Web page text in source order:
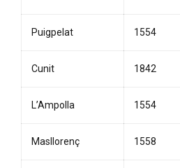
Puigpelat 1554
Cunit 1842
L’Ampolla 1554
Masllorenç 1558